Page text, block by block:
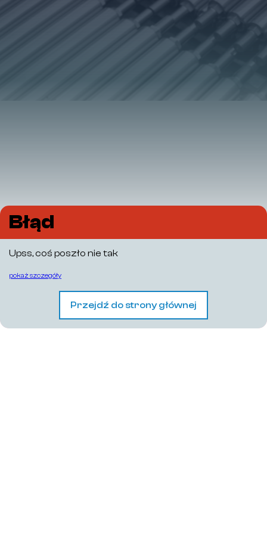
Błąd
Upss, coś poszło nie tak
pokaż szczegóły
Przejdź do strony głównej